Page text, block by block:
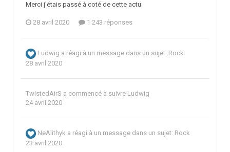
Merci j'étais passé à coté de cette actu
28 avril 2020 1 243 réponses
Ludwig a réagi à un message dans un sujet: Rock
28 avril 2020
TwistedAirS a commencé à suivre Ludwig
24 avril 2020
NeAlithyk a réagi à un message dans un sujet: Rock
23 avril 2020